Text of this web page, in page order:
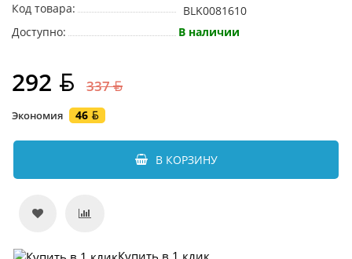
Код товара:
BLK0081610
Доступно:
В наличии
292 337
Экономия 46
В КОРЗИНУ
Купить в 1 клик